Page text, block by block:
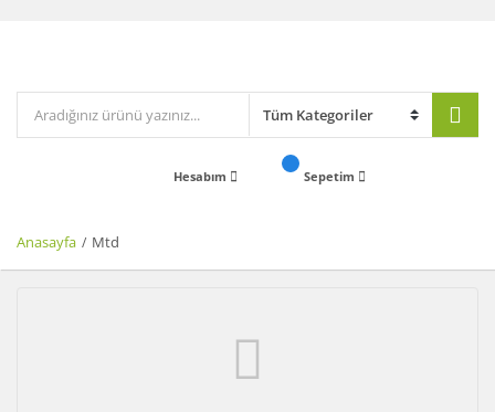
Hesabım Sepetim
Anasayfa Mtd